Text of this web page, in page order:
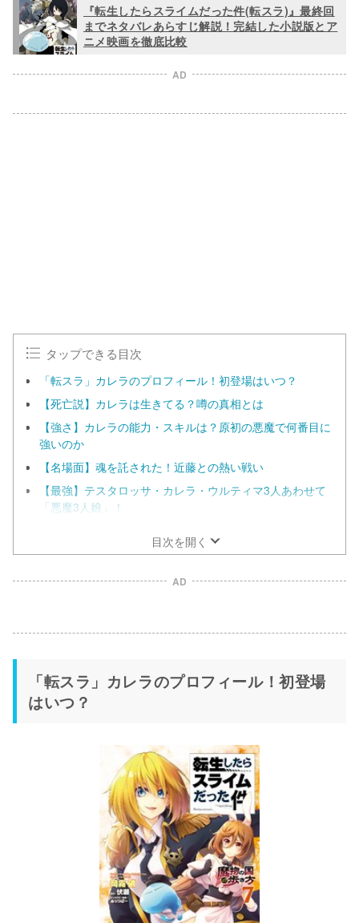
『転生したらスライムだった件(転スラ)』最終回
までネタバレあらすじ解説！完結した小説版とア
ニメ映画を徹底比較
AD
タップできる目次
「転スラ」カレラのプロフィール！初登場はいつ？
【死亡説】カレラは生きてる？噂の真相とは
【強さ】カレラの能力・スキルは？原初の悪魔で何番目に
強いのか
【名場面】魂を託された！近藤との熱い戦い
【最強】テスタロッサ・カレラ・ウルティマ3人あわせて
「悪魔3人娘」！
目次を開く
AD
「転スラ」カレラのプロフィール！初登場
はいつ？